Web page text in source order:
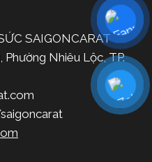
SAIGONCARAT
Nhiêu Lộc, TP.